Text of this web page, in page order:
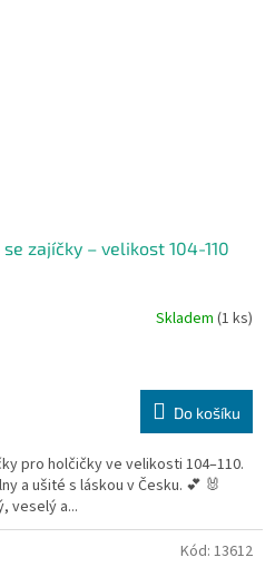
zajíčky – velikost 104-110
Skladem (1 ks)
Do košíku
pro holčičky ve velikosti 104–110.
a ušité s láskou v Česku. 💕 🐰
veselý a...
Kód: 13612